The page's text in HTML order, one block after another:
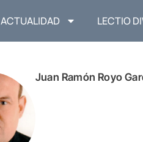
ACTUALIDAD LECTIO
Juan Ramón Royo